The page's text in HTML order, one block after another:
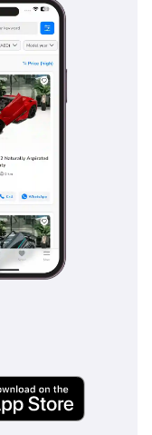
للعائلات أو المهنيين
سيارة جديدة كلياً تُعوّض
البيع وانخفاض تكاليف
تكلفة ملكية طويلة
تم إنشاء هذه الإحصاءات
خبراء السوق. يُرجى دائماً